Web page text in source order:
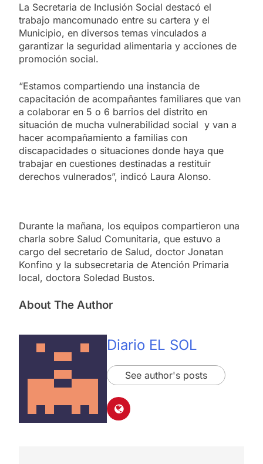
La Secretaria de Inclusión Social destacó el
trabajo mancomunado entre su cartera y el
Municipio, en diversos temas vinculados a
garantizar la seguridad alimentaria y acciones de
promoción social.
“Estamos compartiendo una instancia de
capacitación de acompañantes familiares que van
a colaborar en 5 o 6 barrios del distrito en
situación de mucha vulnerabilidad social y van a
hacer acompañamiento a familias con
discapacidades o situaciones donde haya que
trabajar en cuestiones destinadas a restituir
derechos vulnerados”, indicó Laura Alonso.
Durante la mañana, los equipos compartieron una
charla sobre Salud Comunitaria, que estuvo a
cargo del secretario de Salud, doctor Jonatan
Konfino y la subsecretaria de Atención Primaria
local, doctora Soledad Bustos.
About The Author
Diario EL SOL
See author's posts